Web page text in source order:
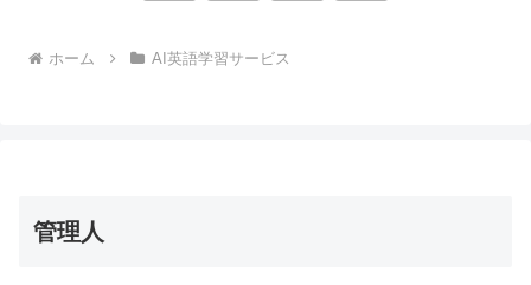
ホーム AI英語学習サービス
管理人